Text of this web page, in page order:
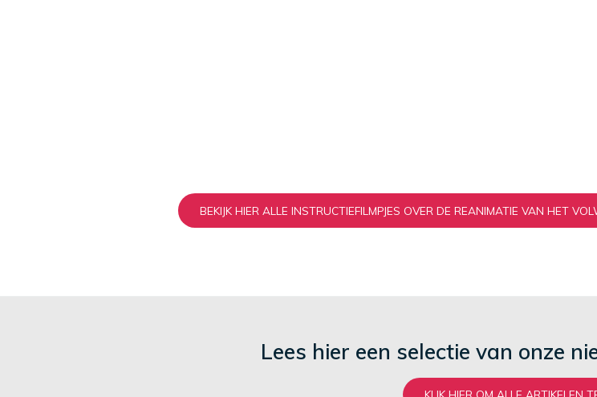
BEKIJK HIER ALLE INSTRUCTIEFILMPJES OVER DE REANIMATIE VAN HET
Lees hier een selectie van onze